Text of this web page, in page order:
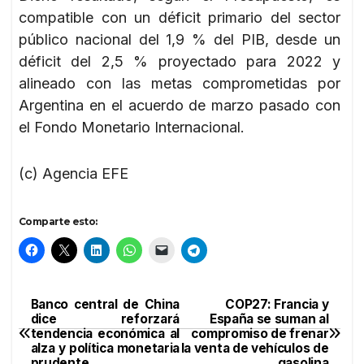
compatible con un déficit primario del sector
público nacional del 1,9 % del PIB, desde un
déficit del 2,5 % proyectado para 2022 y
alineado con las metas comprometidas por
Argentina en el acuerdo de marzo pasado con
el Fondo Monetario Internacional.
(c) Agencia EFE
Comparte esto:
Navegación
de
COP27: Francia y
España se suman al
compromiso de frenar
la venta de vehículos de
Banco central de China
dice reforzará
tendencia económica al
alza y política monetaria